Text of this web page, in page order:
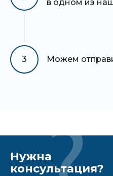
в одном из
3 Можем
Нужна
консультация?